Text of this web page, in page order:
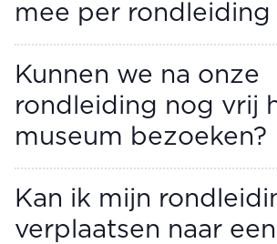
mee per rondleiding
Kunnen we na onze
rondleiding nog vrij
museum bezoeken?
Kan ik mijn
verplaatsen naar